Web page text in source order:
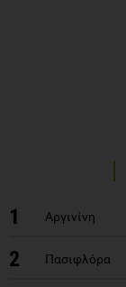
1 Αργινίνη
2 Πασιφλόρα